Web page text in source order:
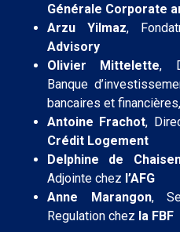
Générale Corporate
Arzu Yilmaz,
Advisory
Olivier Mittelette,
Banque
bancaires et
Antoine Frachot,
Crédit Logement
Delphine de
Adjointe chez l’AFG
Anne Marangon,
Regulation chez la FBF